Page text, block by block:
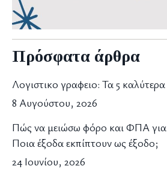
Πρόσφατα άρθρα
Λογιστικο γραφειο: Τα 5
8 Αυγούστου, 2026
Πώς να μειώσω φόρο και ΦΠΑ για
Ποια έξοδα εκπίπτουν ως έξοδο;
24 Ιουνίου, 2026